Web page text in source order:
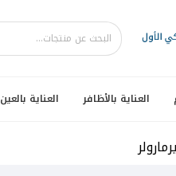
العناية بالأظافر العناية بالعين